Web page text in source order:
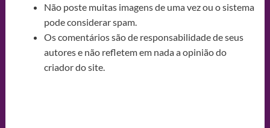
Não poste muitas imagens de uma vez ou o sistema
pode considerar spam.
Os comentários são de responsabilidade de seus
autores e não refletem em nada a opinião do
criador do site.